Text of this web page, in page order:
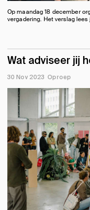
Op maandag 18 december
vergadering. Het verslag lees
Wat adviseer jij
30 Nov 2023 Oproep